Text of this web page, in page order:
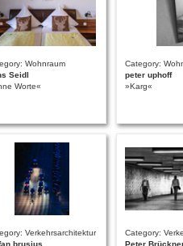
Wohnraum
Seidl
Worte«
Category:
peter uphoff
»Karg«
Verkehrsarchitektur
brusius
Category:
Peter